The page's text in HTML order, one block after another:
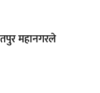
महानगरले